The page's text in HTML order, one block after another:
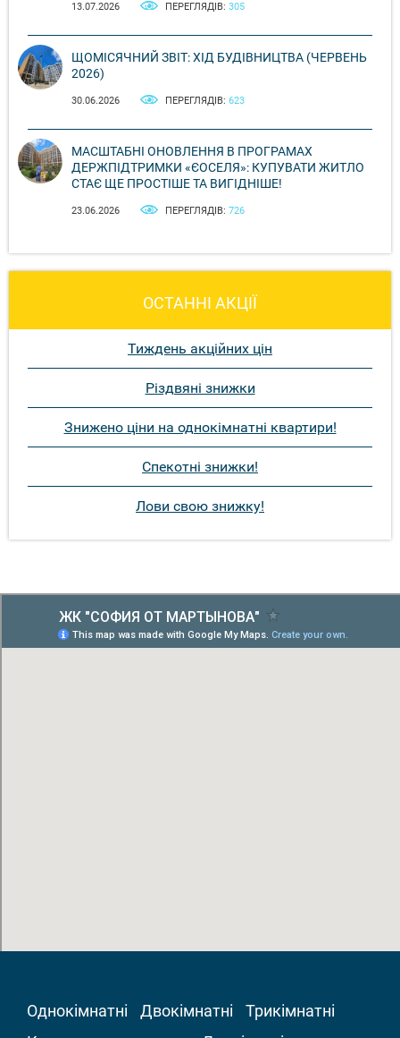
13.07.2026 ПЕРЕГЛЯДІВ: 305
ЩОМІСЯЧНИЙ ЗВІТ: ХІД БУДІВНИЦТВА (ЧЕРВЕНЬ
2026)
30.06.2026 ПЕРЕГЛЯДІВ: 623
МАСШТАБНІ ОНОВЛЕННЯ В ПРОГРАМАХ
ДЕРЖПІДТРИМКИ «ЄОСЕЛЯ»: КУПУВАТИ ЖИТЛО
СТАЄ ЩЕ ПРОСТІШЕ ТА ВИГІДНІШЕ!
23.06.2026 ПЕРЕГЛЯДІВ: 726
ОСТАННІ АКЦІЇ
Тиждень акційних цін
Різдвяні знижки
Знижено ціни на однокімнатні квартири!
Спекотні знижки!
Лови свою знижку!
Однокімнатні Двокімнатні
Трикімнатні